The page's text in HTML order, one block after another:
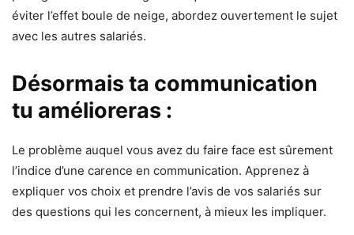
éviter l’effet boule de neige, abordez ouvertement le sujet
avec les autres salariés.
Désormais ta communication
tu amélioreras :
Le problème auquel vous avez du faire face est sûrement
l’indice d’une carence en communication. Apprenez à
expliquer vos choix et prendre l’avis de vos salariés sur
des questions qui les concernent, à mieux les impliquer.